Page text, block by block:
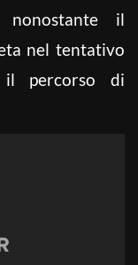
il
nel tentativo
il percorso di